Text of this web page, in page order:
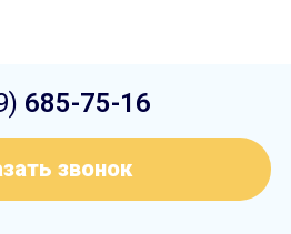
685-75-16
звонок